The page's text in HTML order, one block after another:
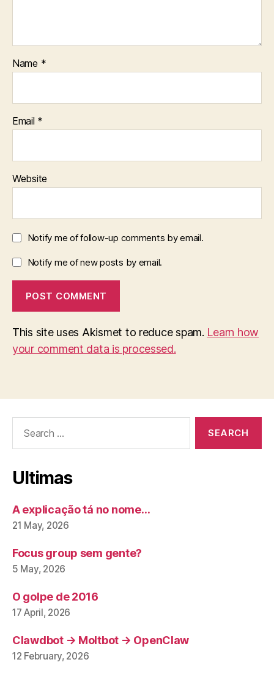
Name *
Email *
Website
Notify me of follow-up comments by email.
Notify me of new posts by email.
This site uses Akismet to reduce spam. Learn how
your comment data is processed.
Ultimas
A explicação tá no nome…
21 May, 2026
Focus group sem gente?
5 May, 2026
O golpe de 2016
17 April, 2026
Clawdbot → Moltbot → OpenClaw
12 February, 2026